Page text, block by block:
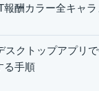
報酬カラー全キャラ
スクトップアプリ
る手順